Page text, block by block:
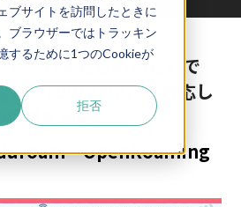
ブサイトを訪問したときに
ブラウザーではトラッキン
するために1つのCookieが
拒否
ャンパスときめいと」で
」「eduroam」に対応し
提供を開始
・OpenRoaming